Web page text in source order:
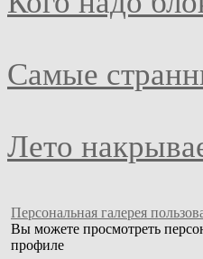
Самые
Лето
Персональная галерея
Вы можете просмотреть
профиле